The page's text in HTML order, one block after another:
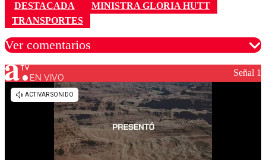
DESTACADA
MINISTRA GLORIA HUTT
TRANSPORTES
Ver comentarios
Los comentarios son moderados para garantizar un
diálogo respetuoso.
EN VIVO Señal 1